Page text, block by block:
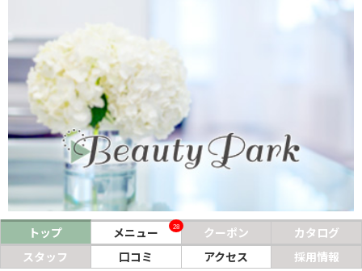
現在地から探す
ヘアサロン
ネイルサロン
まつげサロン
エステサロン
リラクゼーションサロン
美容クリニック
トップ メニュー 28 クーポン
カタログ
スタッフ
口コミ アクセス 採用情報